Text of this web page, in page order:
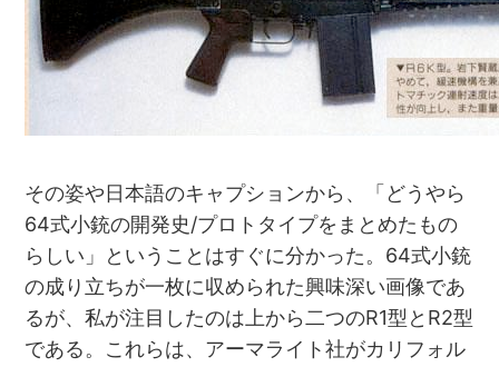
その姿や日本語のキャプションから、「どうやら
64式小銃の開発史/プロトタイプをまとめたもの
らしい」ということはすぐに分かった。64式小銃
の成り立ちが一枚に収められた興味深い画像であ
るが、私が注目したのは上から二つのR1型とR2型
である。これらは、アーマライト社がカリフォル